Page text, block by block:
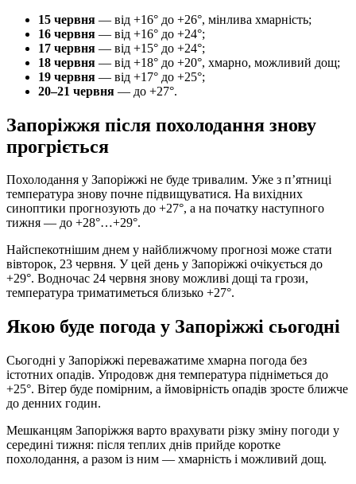
15 червня — від +16° до +26°, мінлива хмарність;
16 червня — від +16° до +24°;
17 червня — від +15° до +24°;
18 червня — від +18° до +20°, хмарно, можливий дощ;
19 червня — від +17° до +25°;
20–21 червня — до +27°.
Запоріжжя після похолодання знову
прогріється
Похолодання у Запоріжжі не буде тривалим. Уже з п’ятниці
температура знову почне підвищуватися. На вихідних
синоптики прогнозують до +27°, а на початку наступного
тижня — до +28°…+29°.
Найспекотнішим днем у найближчому прогнозі може стати
вівторок, 23 червня. У цей день у Запоріжжі очікується до
+29°. Водночас 24 червня знову можливі дощі та грози,
температура триматиметься близько +27°.
Якою буде погода у Запоріжжі сьогодні
Сьогодні у Запоріжжі переважатиме хмарна погода без
істотних опадів. Упродовж дня температура підніметься до
+25°. Вітер буде помірним, а ймовірність опадів зросте ближче
до денних годин.
Мешканцям Запоріжжя варто врахувати різку зміну погоди у
середині тижня: після теплих днів прийде коротке
похолодання, а разом із ним — хмарність і можливий дощ.